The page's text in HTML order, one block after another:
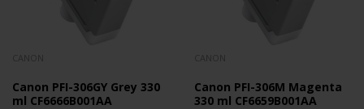
Canon PFI-306GY Grey 330
ml CF6666B001AA
Canon PFI-306M Magenta
330 ml CF6659B001AA